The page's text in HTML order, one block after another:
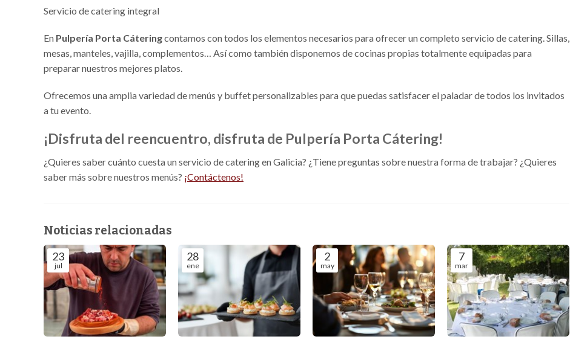
Servicio de catering integral
En Pulpería Porta Cáteringcontamos con todos los elementos necesarios para ofrecer un completo servicio de catering. Sillas,
mesas, manteles, vajilla, complementos… Así como también disponemos de cocinas propias totalmente equipadas para
preparar nuestros mejores platos.
Ofrecemos una amplia variedad de menús y buffet personalizables para que puedas satisfacer el paladar de todos los invitados
a tu evento.
¡Disfruta del reencuentro, disfruta de Pulpería Porta Cátering!
¿Quieres saber cuánto cuesta un servicio de catering en Galicia? ¿Tiene preguntas sobre nuestra forma de trabajar? ¿Quieres
saber más sobre nuestros menús? ¡Contáctenos!
Noticias relacionadas
23
jul
28
ene
2
may
7
mar